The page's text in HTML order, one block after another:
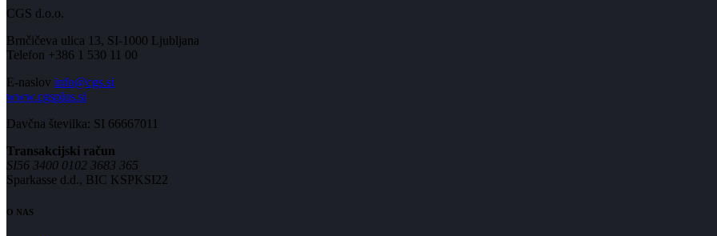
CGS d.o.o.
Brnčičeva ulica 13, SI-1000 Ljubljana
Telefon +386 1 530 11 00
E-naslov info@cgs.si
www.cgsplus.si
Davčna številka: SI 66667011
Transakcijski račun
SI56 3400 0102 3683 365
Sparkasse d.d., BIC KSPKSI22
O NAS